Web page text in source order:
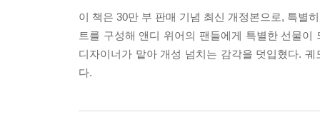
이 책은 30만 부 판매 기념 최신 개정본으로, 특별
트를 구성해 앤디 위어의 팬들에게 특별한 선물이
디자이너가 맡아 개성 넘치는 감각을 덧입혔다.
다.